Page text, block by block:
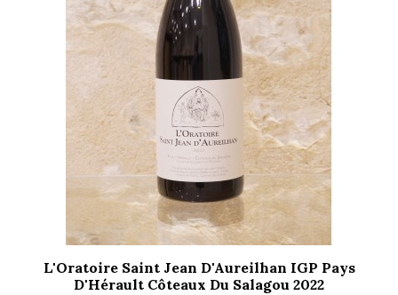
L'Oratoire Saint Jean D'Aureilhan IGP Pays
D'Hérault Côteaux Du Salagou 2022